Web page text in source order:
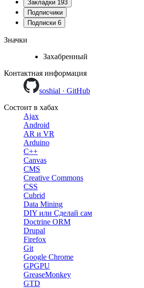
Закладки 193
Подписчики
Подписки 6
Значки
Захабренный
Контактная информация
soshial · GitHub
Состоит в хабах
Ajax
Android
AR и VR
Arduino
C++
Canvas
CMS
Creative Commons
CSS
Cubrid
Data Mining
DIY или Сделай сам
Doctrine ORM
Drupal
Firefox
Git
Google Chrome
GPGPU
GreaseMonkey
GTD